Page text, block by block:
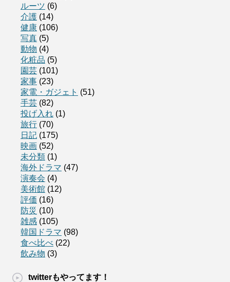
ルーツ (6)
介護 (14)
健康 (106)
写真 (5)
動物 (4)
化粧品 (5)
園芸 (101)
家事 (23)
家電・ガジェト (51)
手芸 (82)
投げ入れ (1)
旅行 (70)
日記 (175)
映画 (52)
未分類 (1)
海外ドラマ (47)
演奏会 (4)
美術館 (12)
評価 (16)
防災 (10)
雑感 (105)
韓国ドラマ (98)
食べ比べ (22)
飲み物 (3)
twitterもやってます！